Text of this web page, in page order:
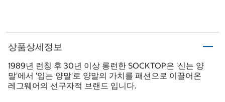
상품상세정보
1989년 런칭 후 30년 이상 롱런한 SOCKTOP은 '신는 양
말'에서 '입는 양말'로 양말의 가치를 패션으로 이끌어온
레그웨어의 선구자적 브랜드 입니다.